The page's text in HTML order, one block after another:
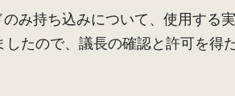
み持ち込みについて、使用する
たので、議長の確認と許可を得